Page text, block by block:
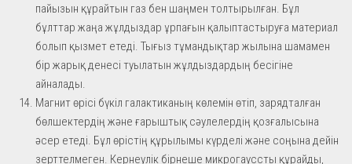
пайызын құрайтын газ бен шаңмен толтырылған. Бұл
бұлттар жаңа жұлдыздар ұрпағын қалыптастыруға материал
болып қызмет етеді. Тығыз тұмандықтар жылына шамамен
бір жарық денесі туылатын жұлдыздардың бесігіне
айналады.
Магнит өрісі бүкіл галактиканың көлемін өтіп, зарядталған
бөлшектердің және ғарыштық сәулелердің қозғалысына
әсер етеді. Бұл өрістің құрылымы күрделі және соңына дейін
зерттелмеген. Кернеулік бірнеше микрогауссты құрайды,